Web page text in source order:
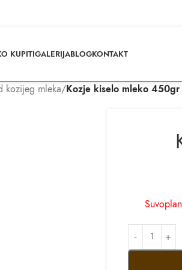
KUPITIGALERIJABLOGKONTAKT
kozijeg mleka/Kozje kiselo mleko 450gr